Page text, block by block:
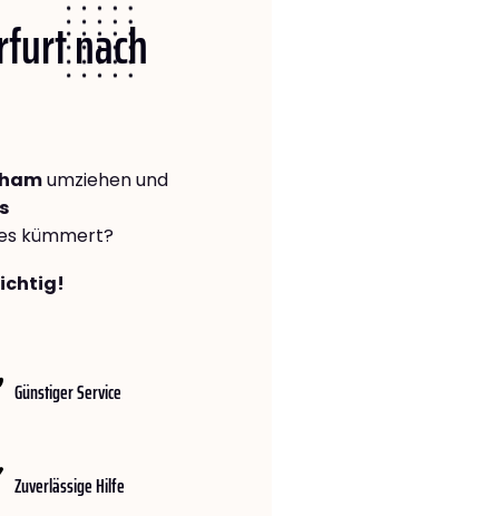
nach
umziehen und
kümmert?
Günstiger Service
Zuverlässige Hilfe